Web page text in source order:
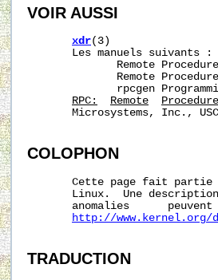
VOIR AUSSI
xdr(3)
       Les manuels suivants :
Remote
Remote
rpcgen
RPC:
Remote Procedure
Microsystems, Inc.,
COLOPHON
Cette page fait
Linux.  Une
anomalies
http://www.kernel.org/
TRADUCTION